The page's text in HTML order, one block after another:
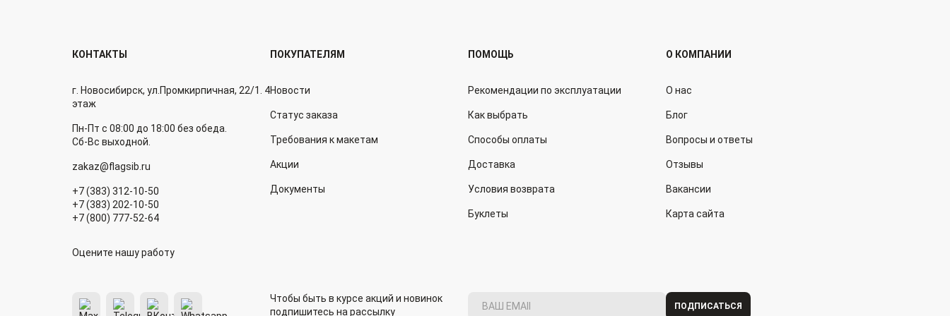
КОНТАКТЫ
г. Новосибирск, ул.Промкирпичная, 22/1. 4
этаж
Пн-Пт с 08:00 до 18:00 без обеда.
Сб-Вс выходной.
zakaz@flagsib.ru
+7 (383) 312-10-50
+7 (383) 202-10-50
+7 (800) 777-52-64
Оцените нашу работу
ПОКУПАТЕЛЯМ
Новости
Статус заказа
Требования к макетам
Акции
Документы
ПОМОЩЬ
Рекомендации по эксплуатации
Как выбрать
Способы оплаты
Доставка
Условия возврата
Буклеты
О КОМПАНИИ
О нас
Блог
Вопросы и ответы
Отзывы
Вакансии
Карта сайта
Чтобы быть в курсе акций и новинок
подпишитесь на рассылку
ПОДПИСАТЬСЯ